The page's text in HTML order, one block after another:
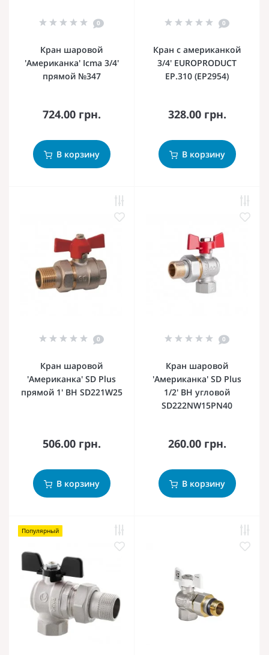
0
Кран шаровой
'Американка' Icma 3/4'
прямой №347
724.00 грн.
В корзину
0
Кран с американкой
3/4' EUROPRODUCT
EP.310 (EP2954)
328.00 грн.
В корзину
0
Кран шаровой
'Американка' SD Plus
прямой 1' ВН SD221W25
506.00 грн.
В корзину
0
Кран шаровой
'Американка' SD Plus
1/2' ВН угловой
SD222NW15PN40
260.00 грн.
В корзину
Популярный